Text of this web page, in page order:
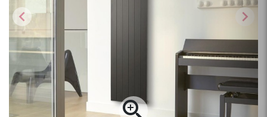
chevron_left

chevron_right